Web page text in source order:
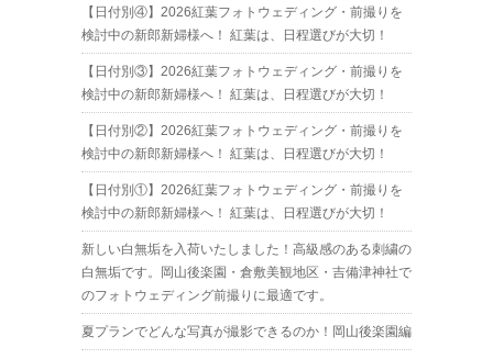
【日付別④】2026紅葉フォトウェディング・前撮りを
検討中の新郎新婦様へ！ 紅葉は、日程選びが大切！
【日付別③】2026紅葉フォトウェディング・前撮りを
検討中の新郎新婦様へ！ 紅葉は、日程選びが大切！
【日付別②】2026紅葉フォトウェディング・前撮りを
検討中の新郎新婦様へ！ 紅葉は、日程選びが大切！
【日付別①】2026紅葉フォトウェディング・前撮りを
検討中の新郎新婦様へ！ 紅葉は、日程選びが大切！
新しい白無垢を入荷いたしました！高級感のある刺繍の
白無垢です。岡山後楽園・倉敷美観地区・吉備津神社で
のフォトウェディング前撮りに最適です。
夏プランでどんな写真が撮影できるのか！岡山後楽園編